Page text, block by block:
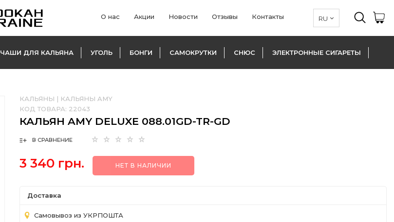
О нас Акции Новости Отзывы Контакты
ЧАШИ ДЛЯ КАЛЬЯНА УГОЛЬ БОНГИ САМОКРУТКИ СНЮС ЭЛЕКТРОННЫЕ СИГАРЕТЫ
КАЛЬЯНЫ | КАЛЬЯНЫ AMY
КОД ТОВАРА: 22043
КАЛЬЯН AMY DELUXE 088.01GD-TR-GD
В СРАВНЕНИЕ
3 340 грн. НЕТ В НАЛИЧИИ
Доставка
Самовывоз из УКРПОШТА